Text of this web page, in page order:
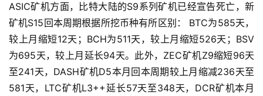
ASIC矿机方面，比特大陆的S9系列矿机已经宣告死亡，新
矿机S15回本周期根据所挖币种有所区别： BTC为585天，
较上月缩短12天；BCH为511天，较上月缩短526天；BSV
为695天，较上月延长94天。此外，ZEC矿机Z9缩短96天
至241天，DASH矿机D5本月回本周期较上月缩减236天至
581天，LTC矿机L3++延长57天至348天，DCR矿机本月